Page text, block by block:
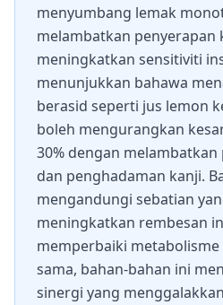
menyumbang lemak
melambatkan
meningkatkan sensitiviti
menunjukkan bahawa
berasid seperti jus lemon
boleh mengurangkan
30% dengan
dan penghadaman kanji.
mengandungi sebatian
meningkatkan rembesan
memperbaiki metabolisme
sama, bahan-bahan ini
sinergi yang